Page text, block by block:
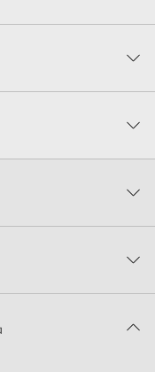
0%
PLAYERではお使いい
でフォーマットされた
トされたHDDをご用意
HOUSE 2のサポート情